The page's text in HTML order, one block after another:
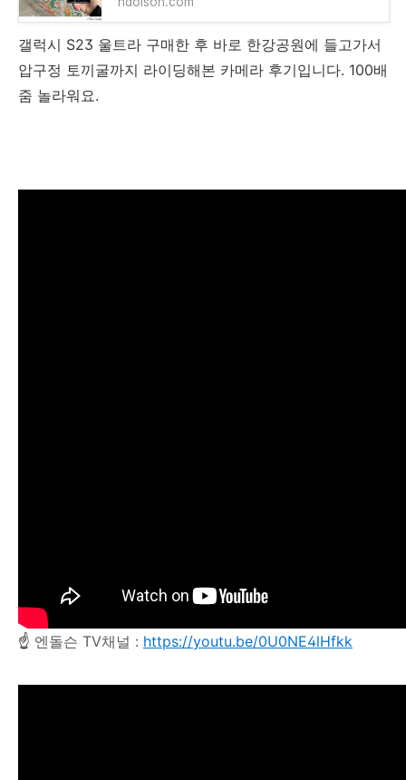
갤럭시 S23 울트라 구매한 후 바로 한강공원에 들고가서
압구정 토끼굴까지 라이딩해본 카메라 후기입니다. 100배
줌 놀라워요.
☝ 엔돌슨 TV채널 : https://youtu.be/0U0NE4lHfkk